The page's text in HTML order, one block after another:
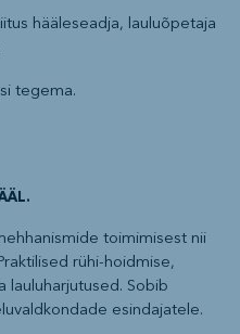
hääleseadja, lauluõpetaja
tegema.
toimimisest nii
rühi-hoidmise,
lauluharjutused. Sobib
esindajatele.